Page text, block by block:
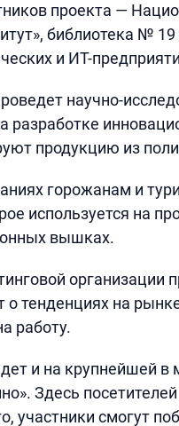
проекта —
библиотека №
и ИТ-
научно-
разработке
продукцию из
горожанам и
используется на
вышках.
о тенденциях на
работу.
и на крупнейшей
Здесь
участники смогут